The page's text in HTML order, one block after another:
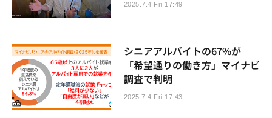
2025.7.4 Fri 17:49
シニアアルバイトの67%が
「希望通りの働き方」マイナビ
調査で判明
2025.7.4 Fri 17:43